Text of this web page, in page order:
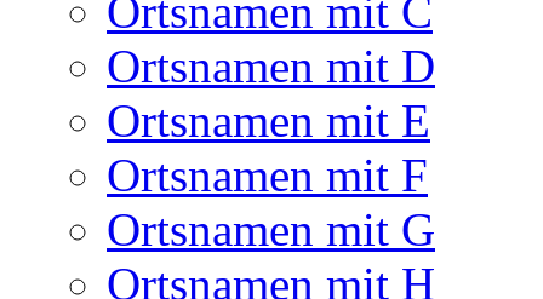
Ortsnamen mit C
Ortsnamen mit D
Ortsnamen mit E
Ortsnamen mit F
Ortsnamen mit G
Ortsnamen mit H